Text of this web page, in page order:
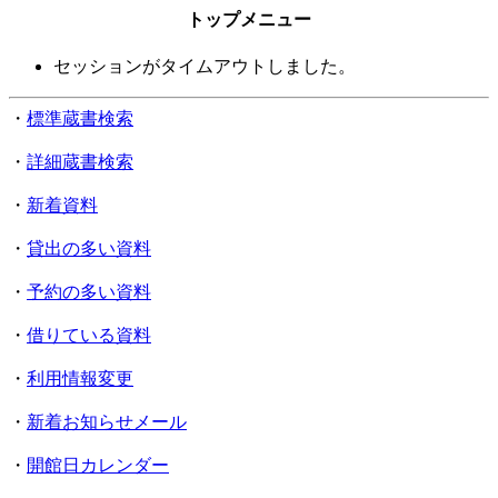
トップメニュー
セッションがタイムアウトしました。
・ 標準蔵書検索
・ 詳細蔵書検索
・ 新着資料
・ 貸出の多い資料
・ 予約の多い資料
・ 借りている資料
・ 利用情報変更
・ 新着お知らせメール
・ 開館日カレンダー